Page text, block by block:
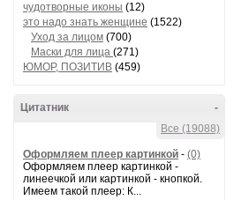
чудотворные иконы (12)
это надо знать женщине (1522)
Уход за лицом (700)
Маски для лица (271)
ЮМОР, ПОЗИТИВ (459)
-
Цитатник
Все (19088)
Оформляем плеер картинкой - (0)
Оформляем плеер картинкой -
линеечкой или картинкой - кнопкой.
Имеем такой плеер: К...